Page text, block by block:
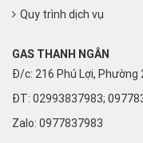
Quy trình dịch vụ
GAS THANH NGÂN
Đ/c: 216 Phú Lợi,
ĐT: 02993837983;
Zalo: 0977837983